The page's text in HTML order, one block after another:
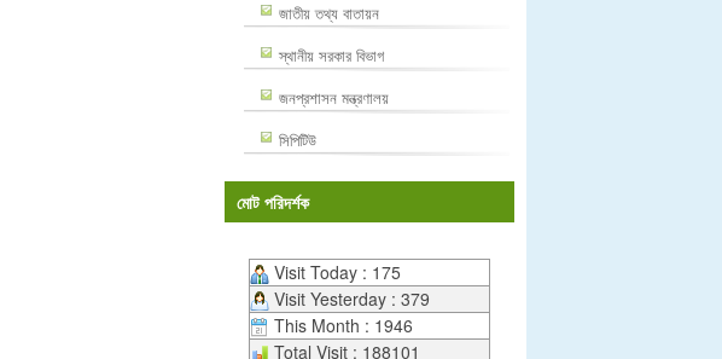
জাতীয় তথ্য বাতায়ন
স্থানীয় সরকার বিভাগ
জনপ্রশাসন মন্ত্রণালয়
সিপিটিউ
মোট পরিদর্শক
Visit Today : 175
Visit Yesterday : 379
This Month : 1946
Total Visit : 188101